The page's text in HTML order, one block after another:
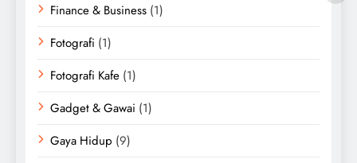
Finance & Business (1)
Fotografi (1)
Fotografi Kafe (1)
Gadget & Gawai (1)
Gaya Hidup (9)